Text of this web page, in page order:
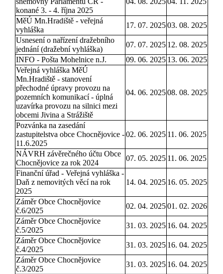
konané 3. - 4. října 2025
MěÚ Mn.Hradiště - veřejná
vyhláška
17. 07. 202503. 08. 2025
Usnesení o nařízení dražebního
jednání (dražební vyhláška)
07. 07. 2025 12. 08. 2025
INFO - Pošta Mohelnice n.J.
09. 06. 2025 13. 06. 2025
Veřejná vyhláška MěÚ
Mn.Hradiště - stanovení
přechodné úpravy provozu na
pozemních komunikací - úplná
uzavírka provozu na silnici mezi
obcemi Jivina a Strážiště
04. 06. 202508. 08. 2025
Pozvánka na zasedání
zastupitelstva obce Chocnějovice -
11.6.2025
02. 06. 2025 11. 06. 2025
NÁVRH závěrečného účtu Obce
Chocnějovice za rok 2024
07. 05. 2025 11. 06. 2025
Finanční úřad - Veřejná vyhláška -
Daň z nemovitých věcí na rok
2025
14. 04. 2025 16. 05. 2025
Záměr Obce Chocnějovice
č.6/2025
02. 04. 202501. 02. 2026
Záměr Obce Chocnějovice
č.5/2025
31. 03. 2025 16. 04. 2025
Záměr Obce Chocnějovice
č.4/2025
31. 03. 2025 16. 04. 2025
Záměr Obce Chocnějovice
č.3/2025
31. 03. 2025 16. 04. 2025